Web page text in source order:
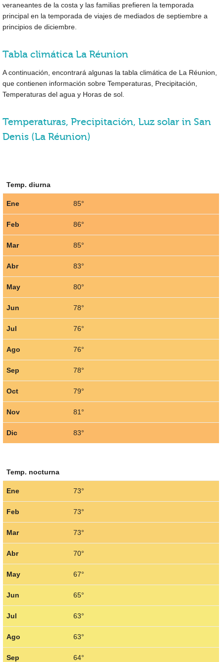
veraneantes de la costa y las familias prefieren la temporada
principal en la temporada de viajes de mediados de septiembre a
principios de diciembre.
Tabla climática La Réunion
A continuación, encontrará algunas la tabla climática de La Réunion,
que contienen información sobre Temperaturas, Precipitación,
Temperaturas del agua y Horas de sol.
Temperaturas, Precipitación, Luz solar in San
Denis (La Réunion)
Temp. diurna
Ene 85°
Feb 86°
Mar 85°
Abr 83°
May 80°
Jun 78°
Jul 76°
Ago 76°
Sep 78°
Oct 79°
Nov 81°
Dic 83°
Temp. nocturna
Ene 73°
Feb 73°
Mar 73°
Abr 70°
May 67°
Jun 65°
Jul 63°
Ago 63°
Sep 64°